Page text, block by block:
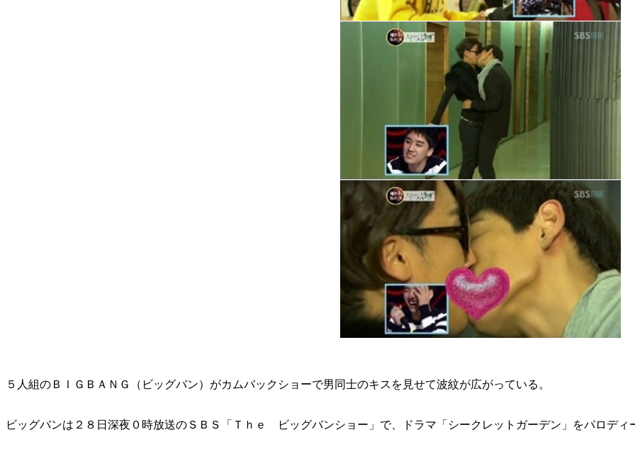
５人組のＢＩＧＢＡＮＧ（ビッグバン）がカムバックショーで男同士のキスを見せて波紋が広がっている。
ビッグバンは２８日深夜０時放送のＳＢＳ「Ｔｈｅ ビッグバンショー」で、ドラマ「シークレットガーデン」をパロデ